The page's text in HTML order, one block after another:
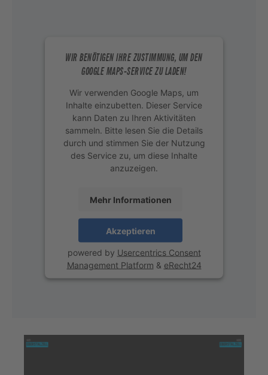
WIR BENÖTIGEN IHRE ZUSTIMMUNG, UM DEN
GOOGLE MAPS-SERVICE ZU LADEN!
Wir verwenden Google Maps, um
Inhalte einzubetten. Dieser Service
kann Daten zu Ihren Aktivitäten
sammeln. Bitte lesen Sie die Details
durch und stimmen Sie der Nutzung
des Service zu, um diese Inhalte
anzuzeigen.
Mehr Informationen
Akzeptieren
powered by Usercentrics Consent
Management Platform & eRecht24